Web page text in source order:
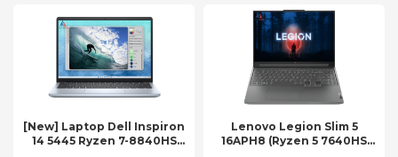
[New] Laptop Dell Inspiron
14 5445 Ryzen 7-8840HS
Lenovo Legion Slim 5
16APH8 (Ryzen 5 7640HS